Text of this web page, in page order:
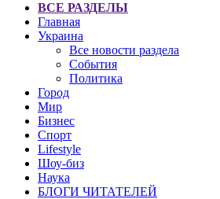
ВСЕ РАЗДЕЛЫ
Главная
Украина
Все новости раздела
События
Политика
Город
Мир
Бизнес
Спорт
Lifestyle
Шоу-биз
Наука
БЛОГИ ЧИТАТЕЛЕЙ